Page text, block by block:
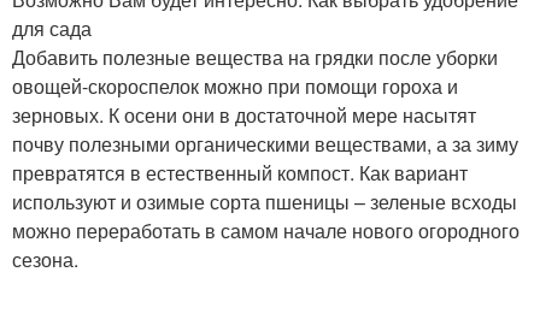
для сада
Добавить полезные вещества на грядки после уборки
овощей-скороспелок можно при помощи гороха и
зерновых. К осени они в достаточной мере насытят
почву полезными органическими веществами, а за зиму
превратятся в естественный компост. Как вариант
используют и озимые сорта пшеницы – зеленые всходы
можно переработать в самом начале нового огородного
сезона.